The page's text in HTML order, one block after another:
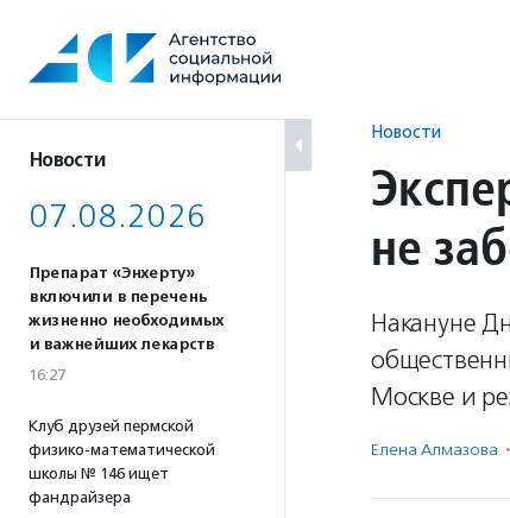
содержанию
Новости
07.08.2026
Препарат «Энхерту»
включили в перечень
жизненно необходимых
и важнейших лекарств
16:27
Клуб друзей пермской
физико-математической
школы № 146 ищет
фандрайзера
Новости
не
Накануне
Москве и
Елена Алмазова ·